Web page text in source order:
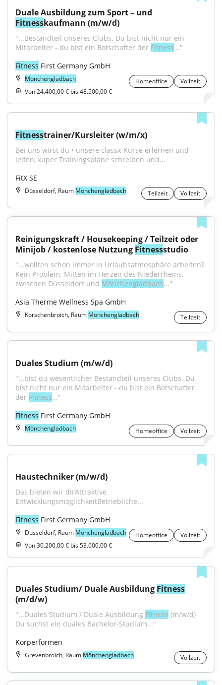
Fitnesskaufmann (m/w/d)
"...Bestandteil unseres Clubs. Du bist nicht nur ein
Mitarbeiter - du bist ein Botschafter der Fitness..."
Fitness First Germany GmbH
Mönchengladbach Homeoffice
Vollzeit
Von 24.400,00 € bis 48.500,00 €
Fitnesstrainer/Kursleiter (w/m/x)
Bei uns wirst du • unsere classx-Kurse erlernen und
leiten, xuper Trainingspläne schreiben und...
FitX SE
Düsseldorf, Raum Mönchengladbach Teilzeit Vollzeit
Reinigungskraft / Housekeeping / Teilzeit oder
Minijob / kostenlose Nutzung Fitnessstudio
"...wollten schon immer in Urlaubsatmosphäre arbeiten?
Kein Problem. Mitten im Herzen des Niederrheins,
zwischen Düsseldorf und Mönchengladbach..."
Asia Therme Wellness Spa GmbH
Korschenbroich, Raum Mönchengladbach Teilzeit
Duales Studium (m/w/d)
"...bist du wesentlicher Bestandteil unseres Clubs. Du
bist nicht nur ein Mitarbeiter - du bist ein Botschafter
der Fitness..."
Fitness First Germany GmbH
Mönchengladbach Homeoffice Vollzeit
Haustechniker (m/w/d)
Das bieten wir dirAttraktive
EntwicklungsmöglichkeitBetriebliche...
Fitness First Germany GmbH
Düsseldorf, Raum Mönchengladbach Homeoffice
Vollzeit
Von 30.200,00 € bis 53.600,00 €
Duales Studium/ Duale Ausbildung Fitness
(m/d/w)
"...Duales Studium / Duale Ausbildung Fitness (m/w/d)
Du suchst ein duales Bachelor-Studium..."
Körperformen
Grevenbroich, Raum Mönchengladbach Vollzeit